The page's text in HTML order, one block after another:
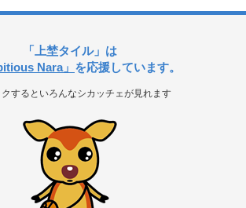
「上埜タイル」は
Nara」 を応援しています。
クするといろんなシカッチェが見れます